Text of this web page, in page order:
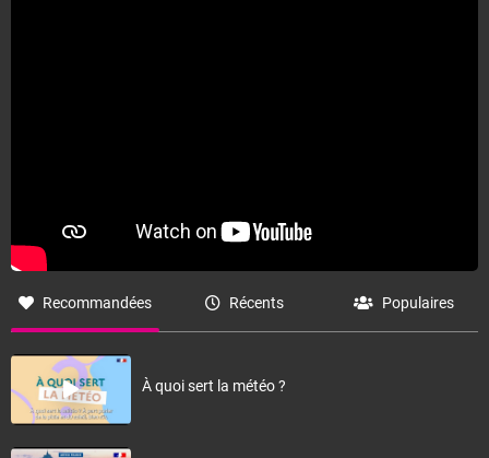
Recommandées Récents Populaires
À quoi sert la météo ?